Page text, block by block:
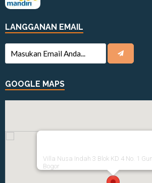
LANGGANAN EMAIL
GOOGLE MAPS
Villa Nusa Indah 3 Blok KD 4 No. 1
Bogor